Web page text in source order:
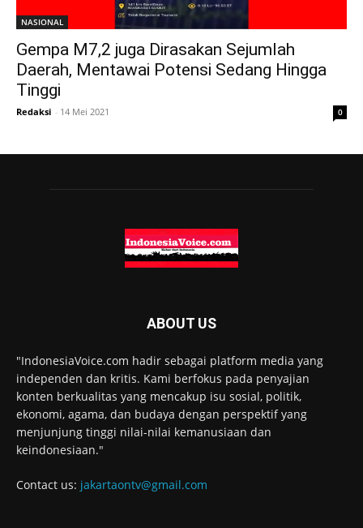
NASIONAL
Gempa M7,2 juga Dirasakan Sejumlah
Daerah, Mentawai Potensi Sedang Hingga
Tinggi
Redaksi - 14 Mei 2021 0
ABOUT US
"IndonesiaVoice.com hadir sebagai platform media yang
independen dan kritis. Kami berfokus pada penyajian
konten berkualitas yang mencakup isu sosial, politik,
ekonomi, agama, dan budaya dengan perspektif yang
menjunjung tinggi nilai-nilai kemanusiaan dan
keindonesiaan."
Contact us: jakartaontv@gmail.com